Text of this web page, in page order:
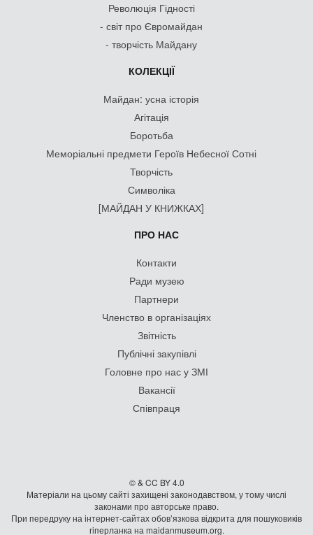
Революція Гідності
- світ про Євромайдан
- творчість Майдану
КОЛЕКЦІЇ
Майдан: усна історія
Агітація
Боротьба
Меморіальні предмети Героїв Небесної Сотні
Творчість
Символіка
[МАЙДАН У КНИЖКАХ]
ПРО НАС
Контакти
Ради музею
Партнери
Членство в організаціях
Звітність
Публічні закупівлі
Головне про нас у ЗМІ
Вакансії
Співпраця
© & CC BY 4.0
Матеріали на цьому сайті захищені законодавством, у тому числі
законами про авторське право.
При передруку на iнтернет-сайтах обов’язкова відкрита для пошуковиків
гiперланка на maidanmuseum.org.